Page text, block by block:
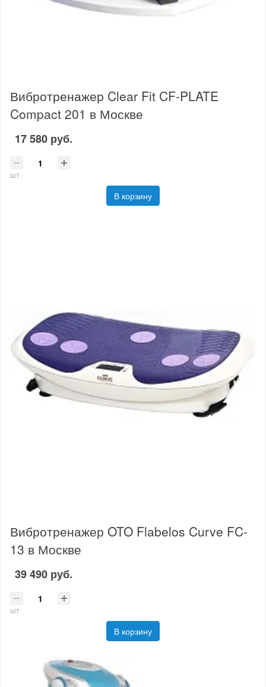
Вибротренажер Clear Fit CF-PLATE
Compact 201 в Москве
17 580 руб.
шт
В корзину
Вибротренажер OTO Flabelos Curve FC-
13 в Москве
39 490 руб.
шт
В корзину